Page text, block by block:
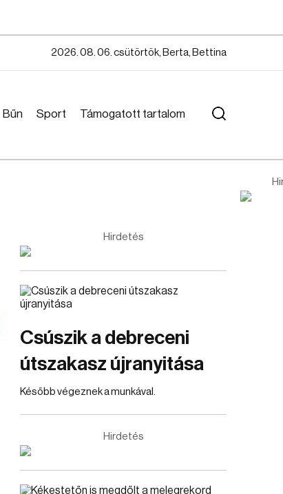
2026. 08. 06. csütörtök, Berta, Bettina
Bűn Sport Támogatott tartalom
Hirdetés
Csúszik a debreceni
útszakasz újranyitása
Később végeznek a munkával.
Hirdetés